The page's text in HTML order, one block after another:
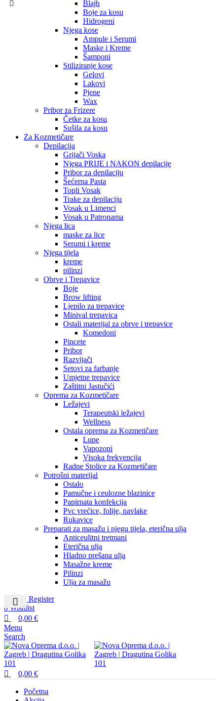
Blajh
Boje za kosu
Hidrogeni
Njega kose
Ampule i Serumi
Maske i Kreme
Šamponi
Stiliziranje kose
Gelovi
Lakovi
Pjene
Wax
Pribor za Frizere
Četke za kosu
Sušila za kosu
Za Kozmetičare
Depilacija
Grijači Voska
Njega PRIJE i NAKON depilacije
Pribor za depilaciju
Šećerna Pasta
Topli Vosak
Trake za depilaciju
Vosak u Limenci
Vosak u Patronama
Njega lica
maske za lice
Serumi i kreme
Njega tijela
kreme
pilinzi
Obrve i Trepavice
Boje
Brow lifting
Ljepilo za trepavice
Minival trepavica
Ostali materijal za obrve i trepavice
Komedoni
Pincete
Pribor
Razvijači
Setovi za farbanje
Umjetne trepavice
Zaštitni Jastučići
Oprema za Kozmetičare
Ležajevi
Terapeutski ležajevi
Wellness
Ostala oprema za Kozmetičare
Lupe
Vapozoni
Visoka frekvencija
Radne Stolice za Kozmetičare
Potrošni materijal
Ostalo
Pamučne i ceulozne blazinice
Papirnata konfekcija
Pvc vrećice, folije, navlake
Rukavice
Preparati za masažu i njegu tijela, eterična ulja
Anticeulitni tretmani
Eterična ulja
Hladno prešana ulja
Masažne kreme
Pilinzi
Ulja za masažu
Login / Register
0 Wishlist
0,00 €
Menu
Search
0,00 €
Početna